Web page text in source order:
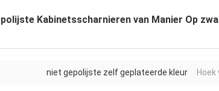
Kabinetsscharnieren van Manier Op
niet gepolijste zelf geplateerde kleur Hoek